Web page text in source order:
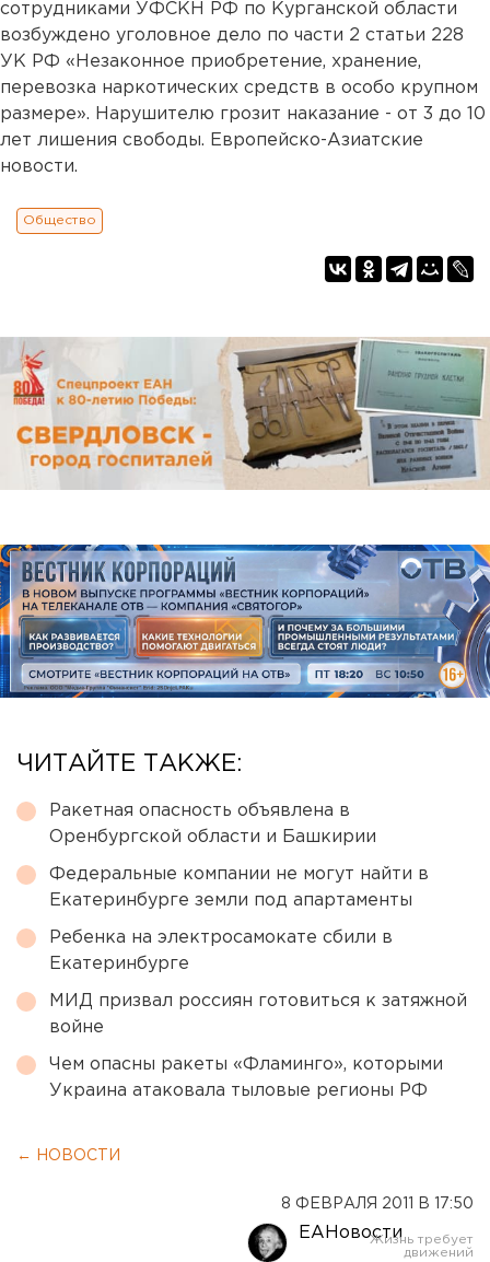
сотрудниками УФСКН РФ по Курганской области
возбуждено уголовное дело по части 2 статьи 228
УК РФ «Незаконное приобретение, хранение,
перевозка наркотических средств в особо крупном
размере». Нарушителю грозит наказание - от 3 до 10
лет лишения свободы. Европейско-Азиатские
новости.
Общество
ЧИТАЙТЕ ТАКЖЕ:
Ракетная опасность объявлена в
Оренбургской области и Башкирии
Федеральные компании не могут найти в
Екатеринбурге земли под апартаменты
Ребенка на электросамокате сбили в
Екатеринбурге
МИД призвал россиян готовиться к затяжной
войне
Чем опасны ракеты «Фламинго», которыми
Украина атаковала тыловые регионы РФ
← НОВОСТИ
8 ФЕВРАЛЯ 2011 В 17:50
ЕАНовости